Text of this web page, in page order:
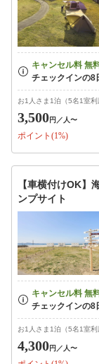
お1人さま1泊（5名1室
3,500円 ／人〜
ポイント(1%)
【車横付けOK】
ンプサイト
お1人さま1泊（5名1室
4,300円 ／人〜